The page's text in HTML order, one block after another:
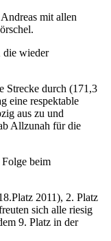
mit allen
die wieder
Strecke durch (171,3
eine respektable
aus zu und
Allzunah für die
beim
2011), 2. Platz
sich alle riesig
9. Platz in der